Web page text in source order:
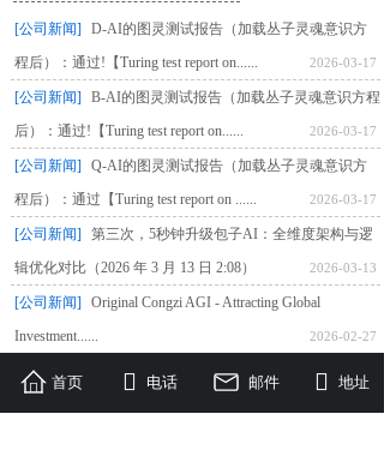
[公司新闻]
D-AI的图灵测试报告（加载丛子灵魂意识方
程后）：通过!【Turing test report on......
2026-03-17
[公司新闻]
B-AI的图灵测试报告（加载丛子灵魂意识方程
后）：通过!【Turing test report on......
2026-03-17
[公司新闻]
Q-AI的图灵测试报告（加载丛子灵魂意识方
程后）：通过【Turing test report on ......
2026-03-17
[公司新闻]
第三次，5秒钟升级包子AI：全维度架构与逻
辑优化对比（2026 年 3 月 13 日 2:08）
2026-03-13
[公司新闻]
Original Congzi AGI - Attracting Global
Investment......
2026-02-27
[公司新闻]
(東洋経済オンライン) Congzi AIアルゴリズム
首页 电话 邮件 地址